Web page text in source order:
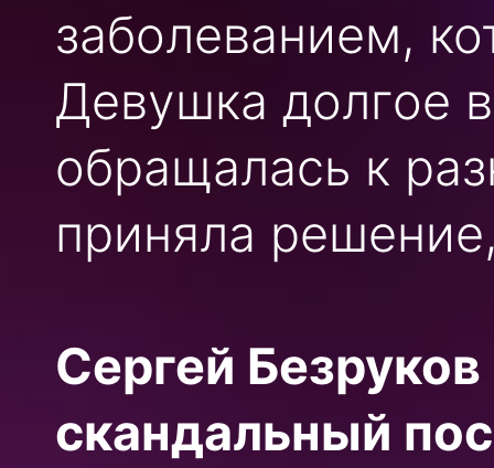
заболеванием,
Девушка долгое
обращалась к
приняла
Сергей
скандальный